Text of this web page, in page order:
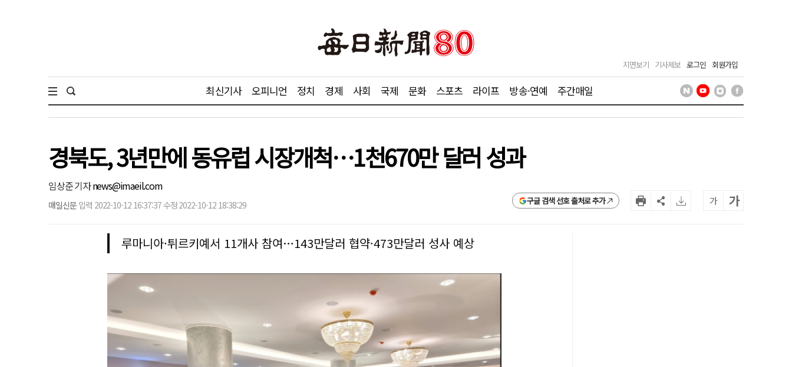
지면보기 기사제보 로그인 회원가입
최신기사 오피니언 정치 경제 사회 국제 문화 스포츠 라이프 방송·연예 주간매일
경북도, 3년만에 동유럽 시장개척…1천670만 달러 성과
임상준 기자news@imaeil.com
매일신문 입력 2022-10-12 16:37:37 수정 2022-10-12 18:38:29 구글 검색 선호 출처로 추가 가 가
루마니아·튀르키예서 11개사 참여…143만달러 협약·473만달러 성사 예상